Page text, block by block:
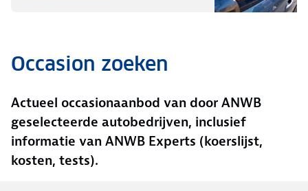
Occasion zoeken
Actueel occasionaanbod van door ANWB
geselecteerde autobedrijven, inclusief
informatie van ANWB Experts (koerslijst,
kosten, tests).